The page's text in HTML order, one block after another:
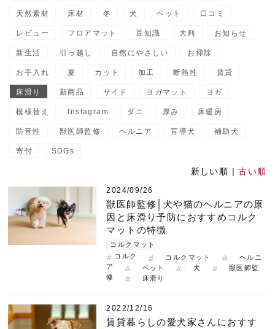
天然素材 床材 冬 犬 ペット 口コミ
レビュー フロアマット 豆知識 大判 お知らせ
新生活 引っ越し 自然にやさしい お掃除
お手入れ 夏 カット 加工 断熱性 賃貸
床滑り 新商品 サイド ヨガマット ヨガ
模様替え Instagram ダニ 厚み 床暖房
防音性 獣医師監修 ヘルニア 盲導犬 補助犬
寄付 SDGs
新しい順 |古い順
2024/09/26
獣医師監修│犬や猫のヘルニアの原
因と床滑り予防におすすめコルク
マットの特徴
コルクマット
コルク
コルクマット
ヘルニ
ア
ペット 犬
獣医師監
修
床滑り
2022/12/16
賃貸暮らしの愛犬家さんにおすす